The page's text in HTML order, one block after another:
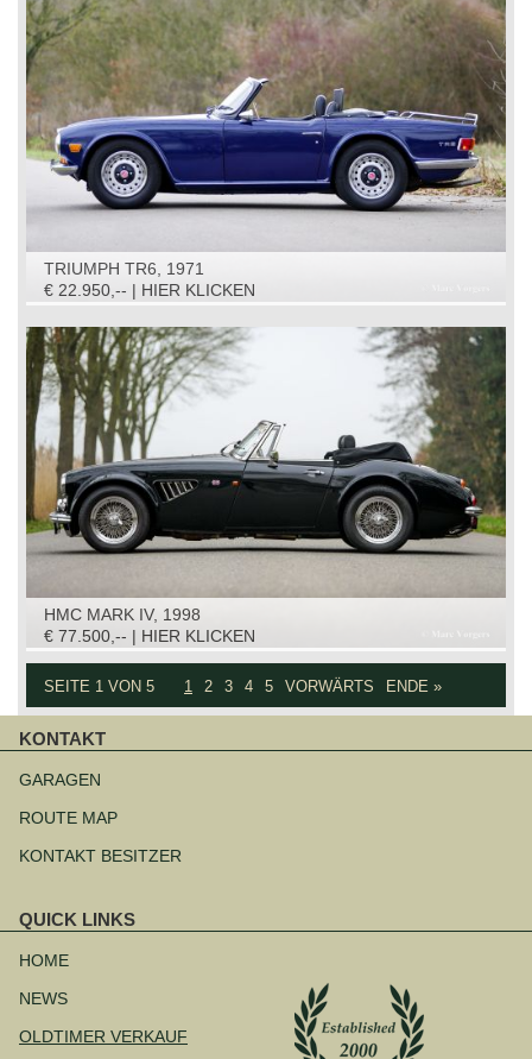
TRIUMPH TR6, 1971
€ 22.950,-- | HIER KLICKEN
HMC MARK IV, 1998
€ 77.500,-- | HIER KLICKEN
SEITE 1 VON 5 1 2 3 4 5 VORWÄRTS ENDE »
KONTAKT
überspringen
GARAGEN
ROUTE MAP
KONTAKT BESITZER
QUICK LINKS
überspringen
HOME
NEWS
OLDTIMER VERKAUF